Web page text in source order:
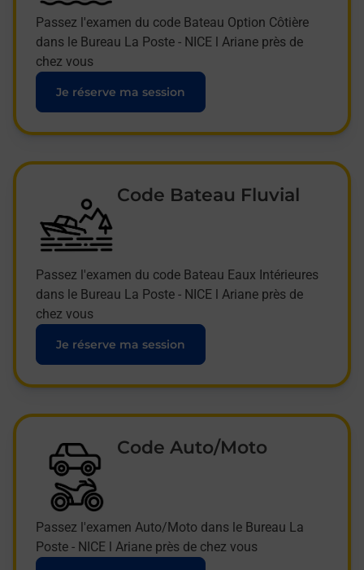
Passez l'examen du code Bateau Option Côtière
dans le Bureau La Poste - NICE l Ariane près de
chez vous
Je réserve ma session
Code Bateau Fluvial
Passez l'examen du code Bateau Eaux Intérieures
dans le Bureau La Poste - NICE l Ariane près de
chez vous
Je réserve ma session
Code Auto/Moto
Passez l'examen Auto/Moto dans le Bureau La
Poste - NICE l Ariane près de chez vous